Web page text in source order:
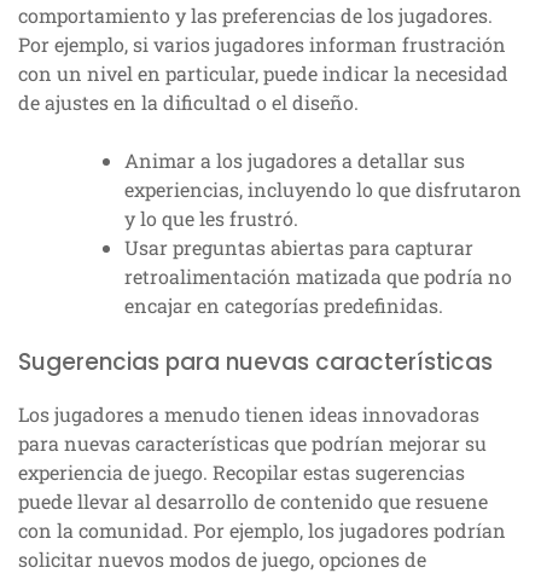
comportamiento y las preferencias de los jugadores.
Por ejemplo, si varios jugadores informan frustración
con un nivel en particular, puede indicar la necesidad
de ajustes en la dificultad o el diseño.
Animar a los jugadores a detallar sus
experiencias, incluyendo lo que disfrutaron
y lo que les frustró.
Usar preguntas abiertas para capturar
retroalimentación matizada que podría no
encajar en categorías predefinidas.
Sugerencias para nuevas características
Los jugadores a menudo tienen ideas innovadoras
para nuevas características que podrían mejorar su
experiencia de juego. Recopilar estas sugerencias
puede llevar al desarrollo de contenido que resuene
con la comunidad. Por ejemplo, los jugadores podrían
solicitar nuevos modos de juego, opciones de